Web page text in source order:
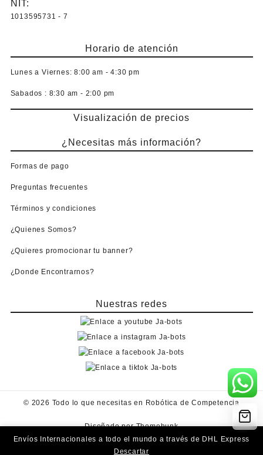
Envíos Internacionales a todo el mundo a través de DHL Express
Descartar
NIT:
1013595731 - 7
Horario de atención
Lunes a Viernes: 8:00 am - 4:30 pm
Sabados : 8:30 am - 2:00 pm
Visualización de precios
¿Necesitas más información?
Formas de pago
Preguntas frecuentes
Términos y condiciones
¿Quienes Somos?
¿Quieres promocionar tu banner?
¿Donde Encontrarnos?
Nuestras redes
© 2026 Todo lo que necesitas en Robótica de Competencia
Diseñado por Themehunk